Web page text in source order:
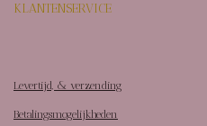
KLANTENSERVICE
Levertijd, & verzending
Betalingsmogelijkheden